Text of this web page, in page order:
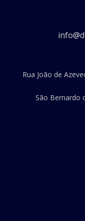
Rua João de
São Bernardo